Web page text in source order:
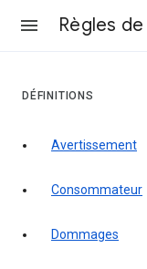
DÉFINITIONS
Avertissement
consommateur
Dommages